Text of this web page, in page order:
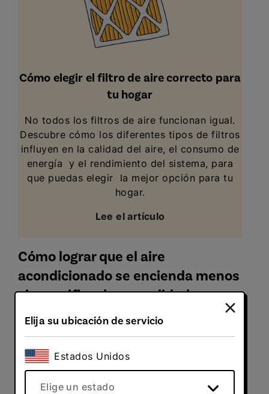
Cómo elegir el filtro de aire correcto para
tu hogar
No todos los filtros de aire funcionan igual.
Descubre cómo los diferentes tipos de filtros
influyen en la calidad del aire, el consumo de
energía y el rendimiento del sistema, para
que puedas elegir la mejor opción para tu
hogar.
Lee el artículo
Cómo lograr que el aire
acondicionado se encienda menos
sin sacrificar la comodidad
Incluso con un mantenimiento regular, un
equipo de aire acondicionado que está
encendido todo el tiempo puede perder
eficiencia más rápidamente y podría necesitar
ser reemplazado antes de tiempo. Usar el
Elija su ubicación de servicio
Estados Unidos
Elige un estado